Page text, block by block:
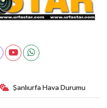
Şanlıurfa Hava Durumu